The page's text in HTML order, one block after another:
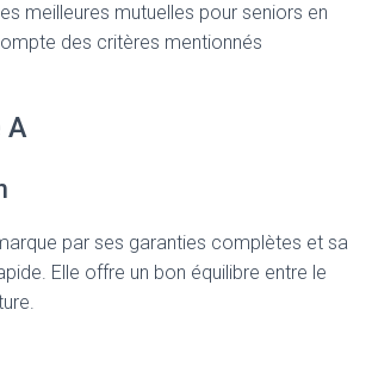
meilleures mutuelles pour seniors en
des critères mentionnés
A
par ses garanties complètes et sa
Elle offre un bon équilibre entre le